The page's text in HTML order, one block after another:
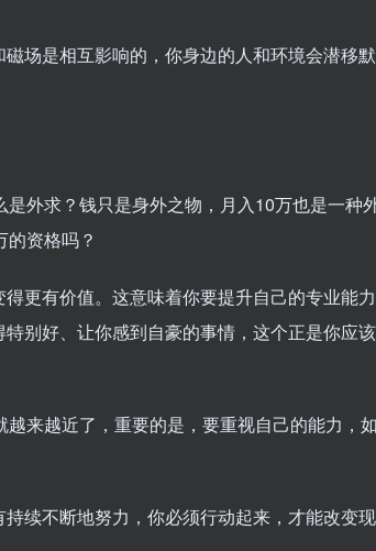
场是相互影响的，你身边的人和环境会潜移
外求？钱只是身外之物，月入10万也是一种
资格吗？
更有价值。这意味着你要提升自己的专业能
别好、让你感到自豪的事情，这个正是你应
来越近了，重要的是，要重视自己的能力，
续不断地努力，你必须行动起来，才能改变现